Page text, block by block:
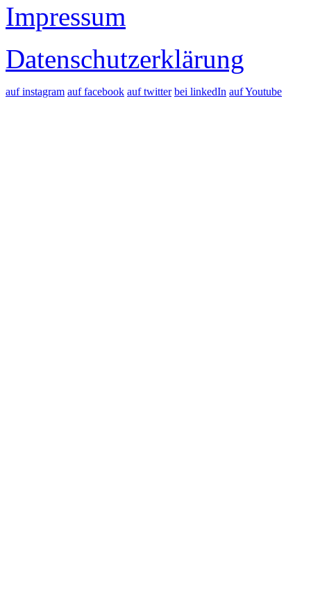
Impressum
Datenschutzerklärung
auf instagram auf facebook auf twitter bei linkedIn auf Youtube